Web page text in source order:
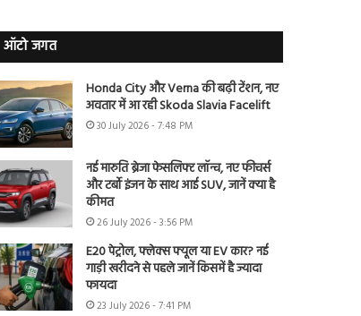
ऑटो जगत
Honda City और Verna की बढ़ी टेंशन, नए
अवतार में आ रही Skoda Slavia Facelift
30 July 2026 - 7:48 PM
नई मारुति ब्रेजा फेसलिफ्ट लॉन्च, नए फीचर्स
और टर्बो इंजन के साथ आई SUV, जानें क्या है
कीमत
26 July 2026 - 3:56 PM
E20 पेट्रोल, फ्लेक्स फ्यूल या EV कार? नई
गाड़ी खरीदने से पहले जानें किसमें है ज्यादा
फायदा
23 July 2026 - 7:41 PM